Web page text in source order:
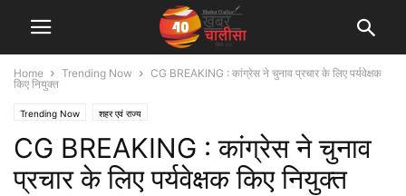
Home Trending Now
CG BREAKING : कांग्रेस ने चुनाव प्रचार के लिए पर्यवेक्षक
किए नियुक्त
Trending Now शहर एवं राज्य
CG BREAKING : कांग्रेस ने चुनाव
प्रचार के लिए पर्यवेक्षक किए नियुक्त